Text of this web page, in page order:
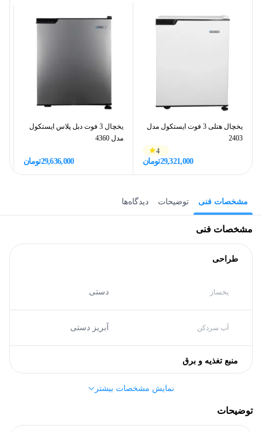
یخچال هتلی 3 فوت ایستکول مدل
2403
4
29,321,000تومان
یخچال 3 فوت دبل پلاس ایستکول
مدل 4360
29,636,000تومان
مشخصات فنی توضیحات دیدگاه‌ها
مشخصات فنی
طراحی
یخساز دستی
آب سردکن آبریز دستی
منبع تغذیه و برق
A+
مشخصات کلی
نمایش مشخصات بیشتر
توضیحات